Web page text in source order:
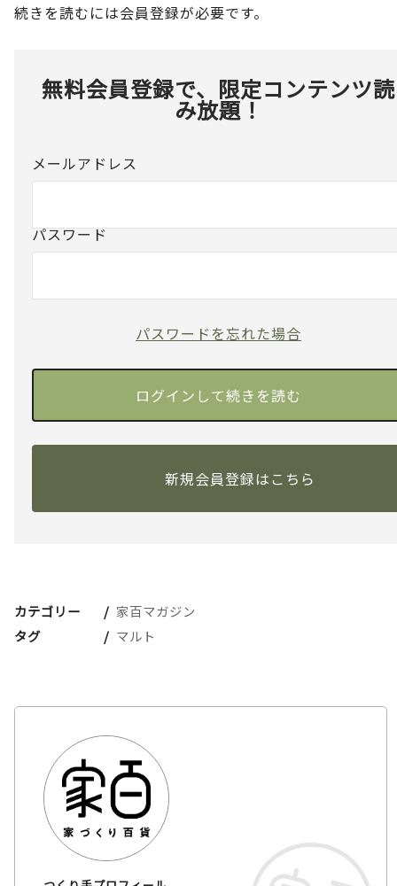
続きを読むには会員登録が必要です。
無料会員登録で、限定コンテンツ読
み放題！
メールアドレス
パスワード
パスワードを忘れた場合
新規会員登録はこちら
カテゴリー
家百マガジン
タグ
マルト